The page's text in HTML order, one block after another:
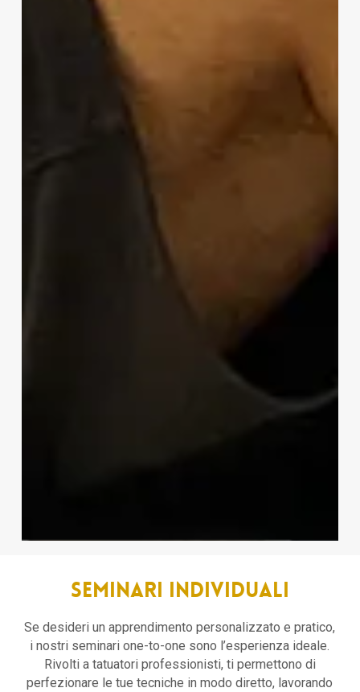
Seminari Individuali
Se desideri un apprendimento personalizzato e pratico,
i nostri seminari one-to-one sono l’esperienza ideale.
Rivolti a tatuatori professionisti, ti permettono di
perfezionare le tue tecniche in modo diretto, lavorando